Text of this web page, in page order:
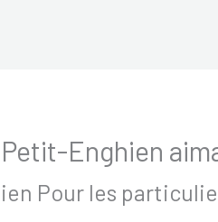
Enghien
Pour les